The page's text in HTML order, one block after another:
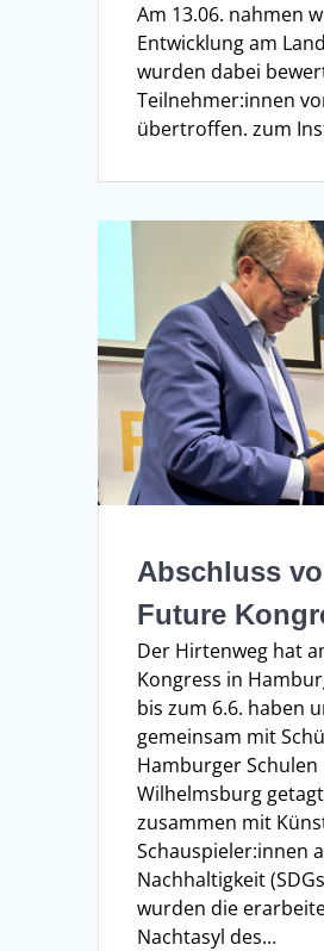
Am 13.06. nahmen
Entwicklung am
wurden dabei
Teilnehmer:innen
übertroffen. zum
Abschluss
Future
Der Hirtenweg hat
Kongress in
bis zum 6.6. haben
gemeinsam mit
Hamburger
Wilhelmsburg
zusammen mit
Schauspieler:innen
Nachhaltigkeit
wurden die
Nachtasyl des…